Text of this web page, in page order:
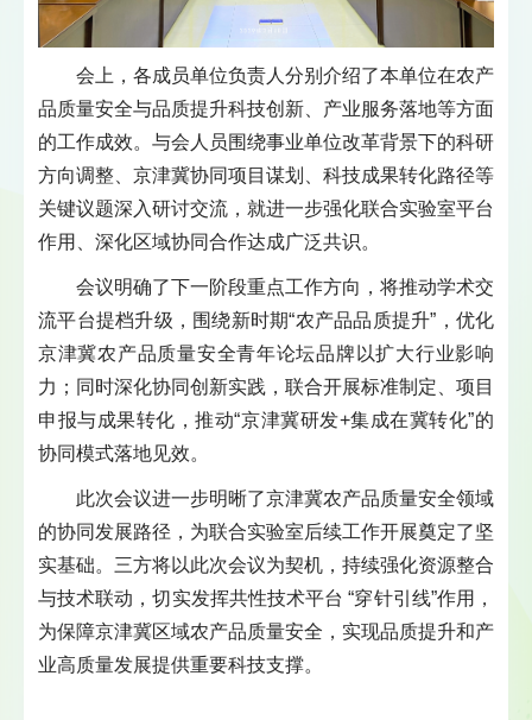
会上，各成员单位负责人分别介绍了本单位在农产
品质量安全与品质提升科技创新、产业服务落地等方面
的工作成效。与会人员围绕事业单位改革背景下的科研
方向调整、京津冀协同项目谋划、科技成果转化路径等
关键议题深入研讨交流，就进一步强化联合实验室平台
作用、深化区域协同合作达成广泛共识。
会议明确了下一阶段重点工作方向，将推动学术交
流平台提档升级，围绕新时期“农产品品质提升”，优化
京津冀农产品质量安全青年论坛品牌以扩大行业影响
力；同时深化协同创新实践，联合开展标准制定、项目
申报与成果转化，推动“京津冀研发+集成在冀转化”的
协同模式落地见效。
此次会议进一步明晰了京津冀农产品质量安全领域
的协同发展路径，为联合实验室后续工作开展奠定了坚
实基础。三方将以此次会议为契机，持续强化资源整合
与技术联动，切实发挥共性技术平台 “穿针引线”作用，
为保障京津冀区域农产品质量安全，实现品质提升和产
业高质量发展提供重要科技支撑。